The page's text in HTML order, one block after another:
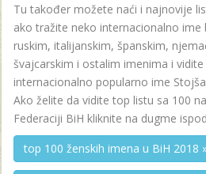
Tu također možete naći i najnovije
ako tražite neko internacionalno ime
ruskim, italijanskim, španskim,
švajcarskim i ostalim imenima i
internacionalno popularno ime
Ako želite da vidite top listu sa 100
Federaciji BiH kliknite na dugme
top 100 ženskih imena u BiH 2018